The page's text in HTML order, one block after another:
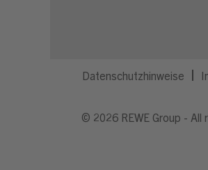
Datenschutzhinweise
© 2026 REWE Group - All